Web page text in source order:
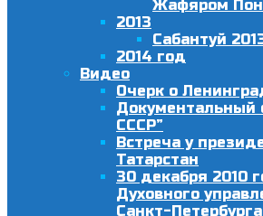
Жафяром
2013
Сабантуй
2014 год
Видео
Очерк о
Документальный
СССР”
Встреча у
Татарстан
30 декабря 2010
Духовного
Санкт-